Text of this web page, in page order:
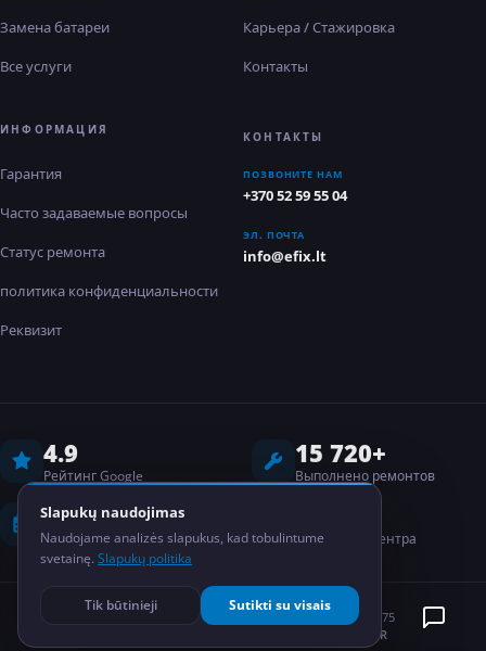
Замена батареи
Все услуги
Карьера / Стажировка
Контакты
ИНФОРМАЦИЯ
Гарантия
Часто задаваемые вопросы
Статус ремонта
политика конфиденциальности
Реквизит
КОНТАКТЫ
ПОЗВОНИТЕ НАМ
+370 52 59 55 04
ЭЛ. ПОЧТА
info@efix.lt
4.9
Рейтинг Google
15 720+
Выполнено ремонтов
8 лет
Опыт работы Сервисных центра
EFIX MB Elektronikos taisykla
Kodas: 304835075
GDPR
Slapukų naudojimas
Naudojame analizės slapukus, kad tobulintume
svetainę. Slapukų politika
Tik būtinieji Sutikti su visais